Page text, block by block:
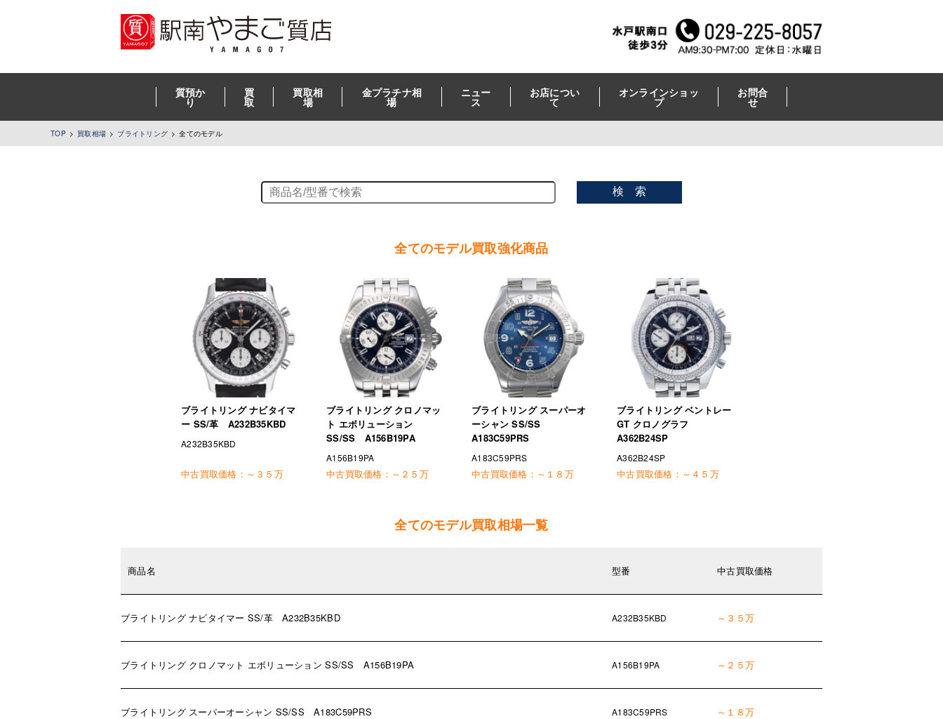
質預か
り
買
取
買取相
場
金プラチナ相
場
ニュー
ス
お店につい
て
オンラインショッ
プ
お問合
せ
TOP 買取相場 ブライトリング 全てのモデル
検 索
全てのモデル買取強化商品
ブライトリング ナビタイマ
ー SS/革 A232B35KBD
A232B35KBD
中古買取価格： ～３５万
ブライトリング クロノマッ
ト エボリューション
SS/SS A156B19PA
A156B19PA
中古買取価格： ～２５万
ブライトリング スーパーオ
ーシャン SS/SS
A183C59PRS
A183C59PRS
中古買取価格： ～１８万
ブライトリング ベントレー
GT クロノグラフ
A362B24SP
A362B24SP
中古買取価格： ～４５万
全てのモデル買取相場一覧
商品名 型番 中古買取価格
ブライトリング ナビタイマー SS/革 A232B35KBD A232B35KBD ～３５万
ブライトリング クロノマット エボリューション SS/SS A156B19PA A156B19PA ～２５万
ブライトリング スーパーオーシャン SS/SS A183C59PRS A183C59PRS ～１８万